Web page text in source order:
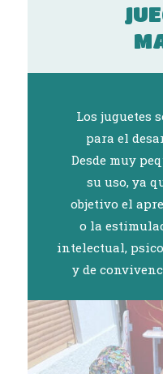
Los juguetes
para el
Desde muy
su uso, ya
objetivo el
o la
intelectual,
y de